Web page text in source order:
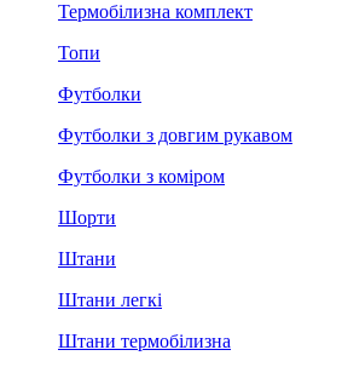
Термобілизна комплект
Топи
Футболки
Футболки з довгим рукавом
Футболки з коміром
Шорти
Штани
Штани легкі
Штани термобілизна